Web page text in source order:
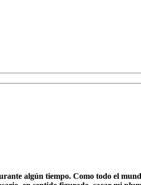
algún tiempo. Como todo el